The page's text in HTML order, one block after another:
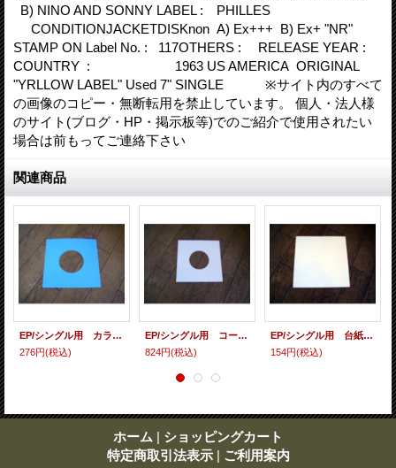
B) NINO AND SONNY LABEL : PHILLES
CONDITIONJACKETDISKnon A) Ex+++ B) Ex+ "NR"
STAMP ON Label No. : 117OTHERS : RELEASE YEAR :
COUNTRY : 1963 US AMERICA ORIGINAL
"YRLLOW LABEL" Used 7" SINGLE ※サイト内のすべて
の画像のコピー・無断転用を禁止しています。 個人・法人様
のサイト(ブログ・HP・掲示板等)でのご紹介で使用されたい
場合は前もってご連絡下さい
関連商品
EP/シングル用 カラースリーヴ（全4色） 5枚セット (カラー指定してください）
276円(税込)
EP/シングル用 コート紙丸穴ジャケ （10枚セット）
824円(税込)
EP/シングル用 台紙 10枚セット
154円(税込)
ホーム | ショッピングカート
特定商取引法表示 | ご利用案内